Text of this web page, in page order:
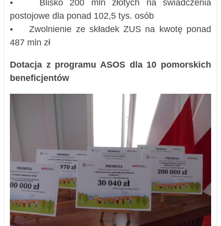
• Blisko 200 mln złotych na świadczenia
postojowe dla ponad 102,5 tys. osób
• Zwolnienie ze składek ZUS na kwotę ponad
487 mln zł
Dotacja z programu ASOS dla 10 pomorskich
beneficjentów